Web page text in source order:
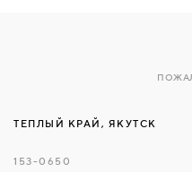
ТЕПЛЫЙ КРАЙ, ЯКУТСК
153-0650